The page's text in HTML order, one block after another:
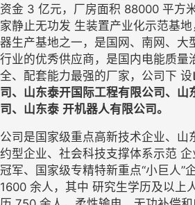
资金 3 亿元，厂房面积 88000 平方
家静止无功发 生装置产业化示范基
器生产基地之一，是国网、南网、大
行业的优秀供应商，是国内电能质量
全、配套能力最强的厂家，公司下 设
司、山东泰开国际工程有限公司、山
司、山东泰 开机器人有限公司。
公司是国家级重点高新技术企业、山
约型企业、社会科技支撑体系示范 企
冠军、国家级专精特新重点“小巨人”
1600 余人 ，其中 研究生学历及以上